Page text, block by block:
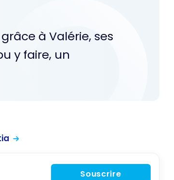
à Valérie, ses
y faire, un
Souscrire